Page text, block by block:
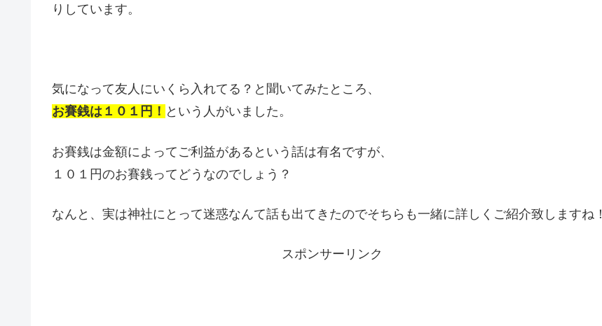
りしています。
気になって友人にいくら入れてる？と聞いてみたところ、
お賽銭は１０１円！ という人がいました。
お賽銭は金額によってご利益があるという話は有名ですが、
１０１円のお賽銭ってどうなのでしょう？
なんと、実は神社にとって迷惑なんて話も出てきたのでそちらも一緒に詳しくご紹介致しますね！
スポンサーリンク